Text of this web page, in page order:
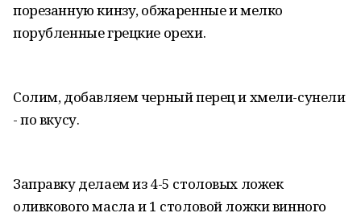
порезанную кинзу, обжаренные и мелко
порубленные грецкие орехи.
Солим, добавляем черный перец и хмели-сунели
- по вкусу.
Заправку делаем из 4-5 столовых ложек
оливкового масла и 1 столовой ложки винного